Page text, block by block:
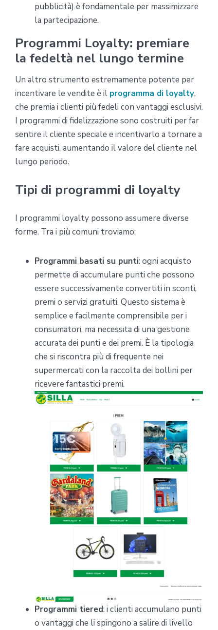
pubblicità) è fondamentale per massimizzare
la partecipazione.
Programmi Loyalty: premiare
la fedeltà nel lungo termine
Un altro strumento estremamente potente per
incentivare le vendite è il programma di loyalty,
che premia i clienti più fedeli con vantaggi esclusivi.
I programmi di fidelizzazione sono costruiti per far
sentire il cliente speciale e incentivarlo a tornare a
fare acquisti, aumentando il valore del cliente nel
lungo periodo.
Tipi di programmi di loyalty
I programmi loyalty possono assumere diverse
forme. Tra i più comuni troviamo:
Programmi basati su punti: ogni acquisto
permette di accumulare punti che possono
essere successivamente convertiti in sconti,
premi o servizi gratuiti. Questo sistema è
semplice e facilmente comprensibile per i
consumatori, ma necessita di una gestione
accurata dei punti e dei premi. È la tipologia
che si riscontra più di frequente nei
supermercati con la raccolta dei bollini per
ricevere fantastici premi.
Programmi tiered: i clienti accumulano punti
o vantaggi che li spingono a salire di livello